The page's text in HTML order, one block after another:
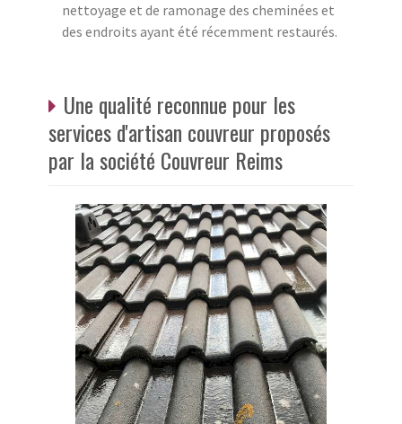
nettoyage et de ramonage des cheminées et
des endroits ayant été récemment restaurés.
Une qualité reconnue pour les
services d'artisan couvreur proposés
par la société Couvreur Reims